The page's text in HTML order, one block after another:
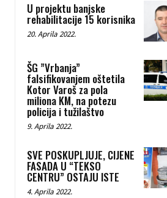
U projektu banjske
rehabilitacije 15 korisnika
20. Aprila 2022.
ŠG ”Vrbanja”
falsifikovanjem oštetila
Kotor Varoš za pola
miliona KM, na potezu
policija i tužilaštvo
9. Aprila 2022.
SVE POSKUPLJUJE, CIJENE
FASADA U “TEKSO
CENTRU” OSTAJU ISTE
4. Aprila 2022.